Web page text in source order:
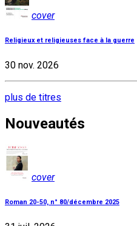
cover
Religieux et religieuses face à la guerre
30 nov. 2026
plus de titres
Nouveautés
cover
Roman 20-50, n° 80/décembre 2025